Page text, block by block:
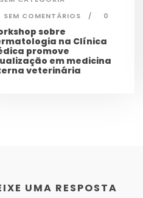
SEM COMENTÁRIOS
0
sobre
na Clínica
promove
em medicina
veterinária
UMA RESPOSTA